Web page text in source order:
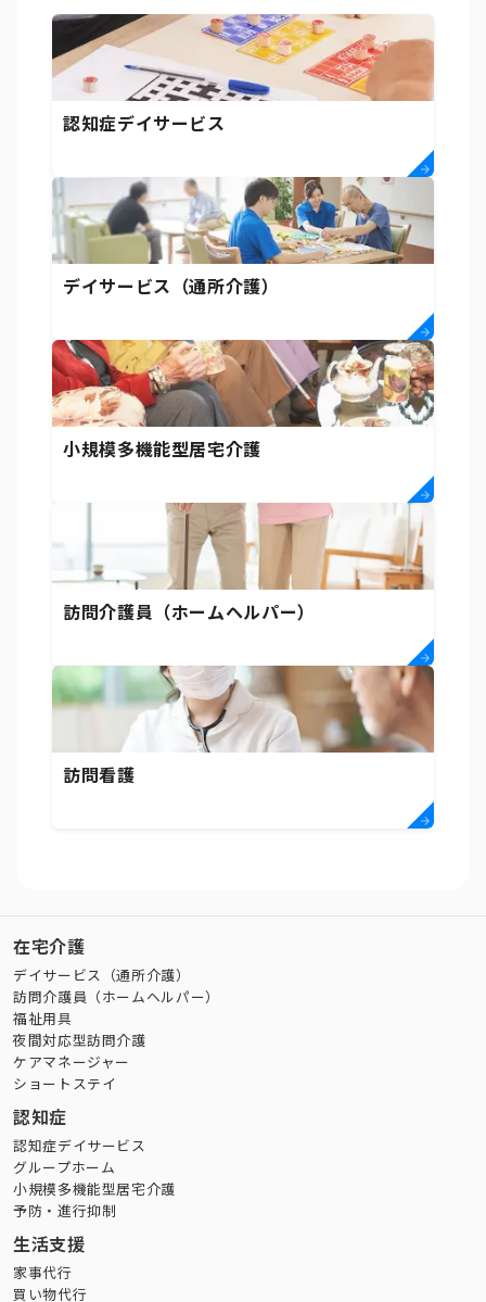
認知症デイサービス
デイサービス（通所介護）
小規模多機能型居宅介護
訪問介護員（ホームヘルパー）
訪問看護
在宅介護
デイサービス（通所介護）
訪問介護員（ホームヘルパー）
福祉用具
夜間対応型訪問介護
ケアマネージャー
ショートステイ
認知症
認知症デイサービス
グループホーム
小規模多機能型居宅介護
予防・進行抑制
生活支援
家事代行
買い物代行